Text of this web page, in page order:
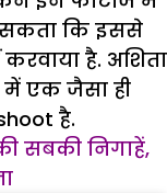
कि इससे
है. अशिता
एक जैसा ही
है.
सबकी निगाहें,